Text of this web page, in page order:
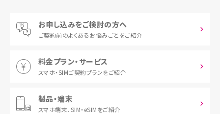
お申し込みをご検討の方へ
ご契約前のよくあるお悩みごとをご紹介
料金プラン・サービス
スマホ・SIMご契約プランをご紹介
製品・端末
スマホ端末、 SIM・eSIMをご紹介